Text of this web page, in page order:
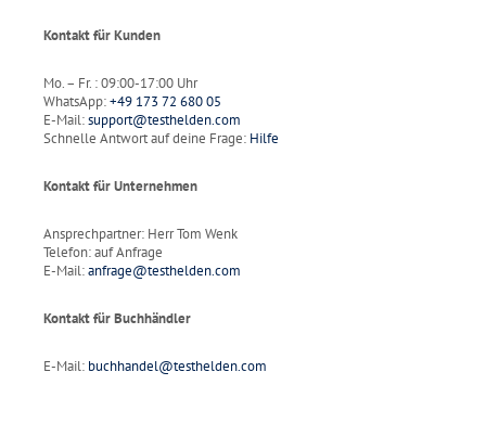
Kontakt für Kunden
Mo. – Fr. : 09:00-17:00 Uhr
WhatsApp:+49 173 72 680 05
E-Mail:support@testhelden.com
Schnelle Antwort auf deine Frage: Hilfe
Kontakt für Unternehmen
Ansprechpartner: Herr Tom Wenk
Telefon: auf Anfrage
E-Mail:anfrage@testhelden.com
Kontakt für Buchhändler
E-Mail: buchhandel@testhelden.com